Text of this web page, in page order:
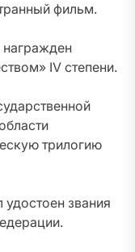
фильм.
награжден
IV степени.
трилогию
звания